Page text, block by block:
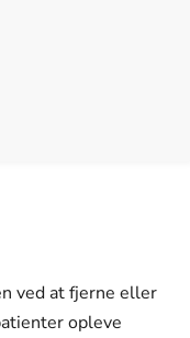
ved at fjerne eller
opleve